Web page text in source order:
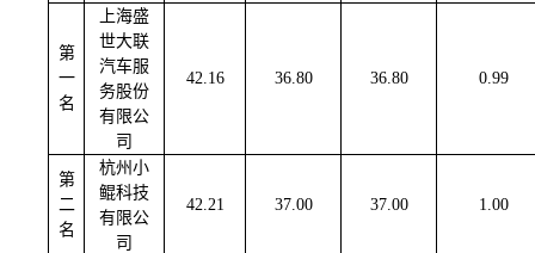
第
一
名
上海盛
世大联
汽车服
务股份
有限公
司
42.16 36.80 36.80 0.99
第
二
名
杭州小
鲲科技
有限公
司
42.21 37.00 37.00 1.00